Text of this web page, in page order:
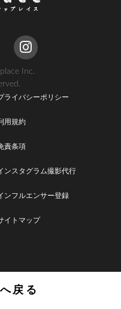
Inc.
ライバシーポリシー
用規約
責条項
ンスタグラム撮影代行
ンフルエンサー登録
イトマップ
戻る